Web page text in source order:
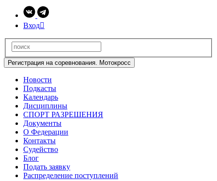
Вход
Регистрация на соревнования. Мотокросс
Новости
Подкасты
Календарь
Дисциплины
СПОРТ РАЗРЕШЕНИЯ
Документы
О Федерации
Контакты
Судейство
Блог
Подать заявку
Распределение поступлений